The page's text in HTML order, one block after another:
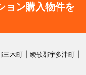
ョン購入物件を
三木町 綾歌郡宇多津町